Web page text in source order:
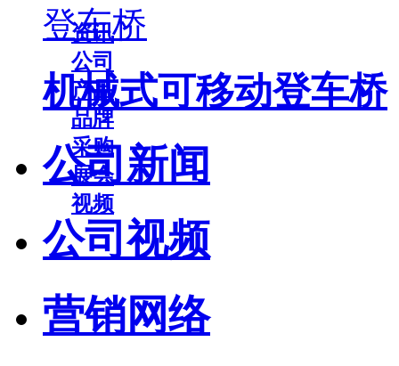
资讯
公司
产品
品牌
采购
展会
视频
登车桥
机械式可移动登车桥
公司新闻
公司视频
营销网络